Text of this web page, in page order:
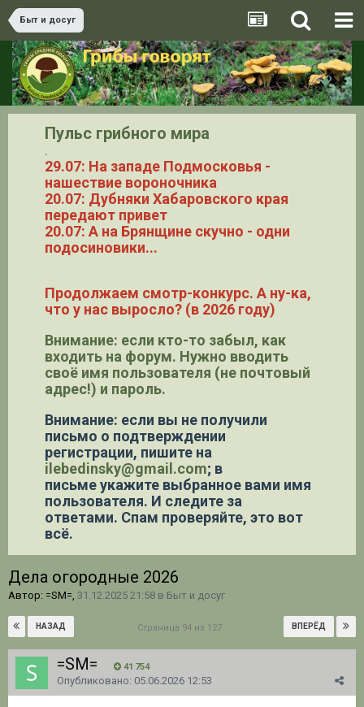
Быт и досуг
Пульс грибного мира
.
29.07: На западе Подмосковья -
нашествие вороночника
20.07: Дубняки Хабаровского края
передают привет
20.07: А на Брянщине скучно - одни
подосиновики...
Продолжаем смотр-конкурс. А ну-ка,
что у нас выросло? (в 2026 году)
Внимание: если кто-то забыл, как
входить на форум. Нужно вводить
своё имя пользователя (не почтовый
адрес!) и пароль.
Внимание: если вы не получили
письмо о подтверждении
регистрации, пишите на
ilebedinsky@gmail.com; в
письме укажите выбранное вами имя
пользователя. И следите за
ответами. Спам проверяйте, это вот
всё.
Дела огородные 2026
Автор: =SM=, 31.12.2025 21:58 в Быт и досуг
НАЗАД ВПЕРЁД
Страница 94 из 127
=SM= 41 754
Опубликовано: 05.06.2026 12:53